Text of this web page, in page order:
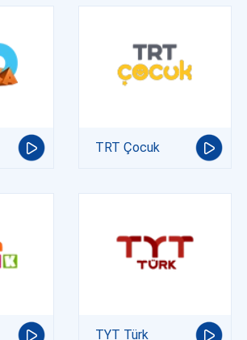
TRT Çocuk
TYT Türk